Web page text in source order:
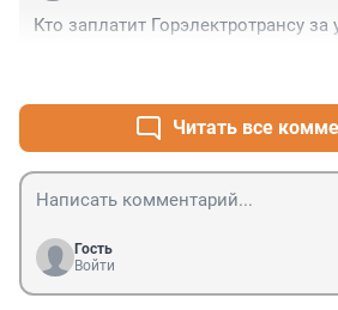
Кто заплатит Горэлектротрансу
Читать все
Гость
Войти